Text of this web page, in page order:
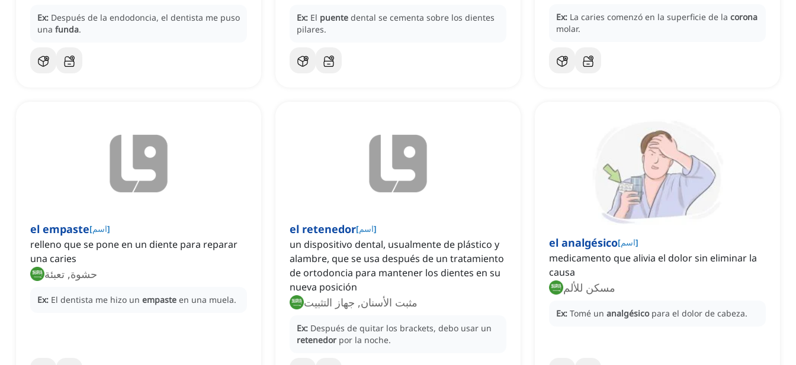
Ex: Después de la endodoncia, el dentista me puso
una funda.
Ex: El puente dental se cementa sobre los dientes
pilares.
Ex: La caries comenzó en la superficie de la corona
molar.
el empaste[اسم]
relleno que se pone en un diente para reparar
una caries
حشوة, تعبئة
Ex: El dentista me hizo un empaste en una muela.
el retenedor[اسم]
un dispositivo dental, usualmente de plástico y
alambre, que se usa después de un tratamiento
de ortodoncia para mantener los dientes en su
nueva posición
مثبت الأسنان, جهاز التثبيت
Ex: Después de quitar los brackets, debo usar un
retenedor por la noche.
el analgésico[اسم]
medicamento que alivia el dolor sin eliminar la
causa
مسكن للألم
Ex: Tomé un analgésico para el dolor de cabeza.